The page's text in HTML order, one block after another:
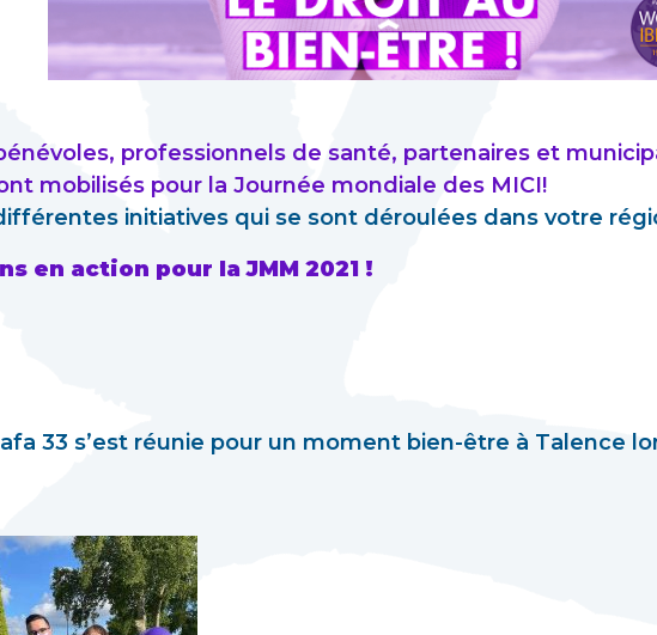
professionnels de santé, partenaires et
mobilisés pour la Journée mondiale des MICI!
initiatives qui se sont déroulées dans votre
en action pour la JMM 2021 !
33 s’est réunie pour un moment bien-être à Talence